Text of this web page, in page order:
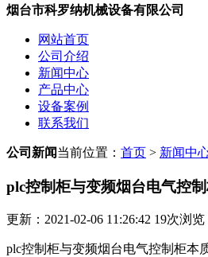
烟台市科罗纳机械设备有限公司
网站首页
公司介绍
新闻中心
产品中心
设备案例
联系我们
公司新闻当前位置： 首页 > 新闻中
plc控制柜与变频烟台电气控
更新：2021-02-06 11:26:42 19次浏览
plc控制柜与变频烟台电气控制柜本